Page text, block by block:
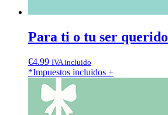
Para ti o tu ser querido
€4.99 IVA incluido
*Impuestos incluidos +